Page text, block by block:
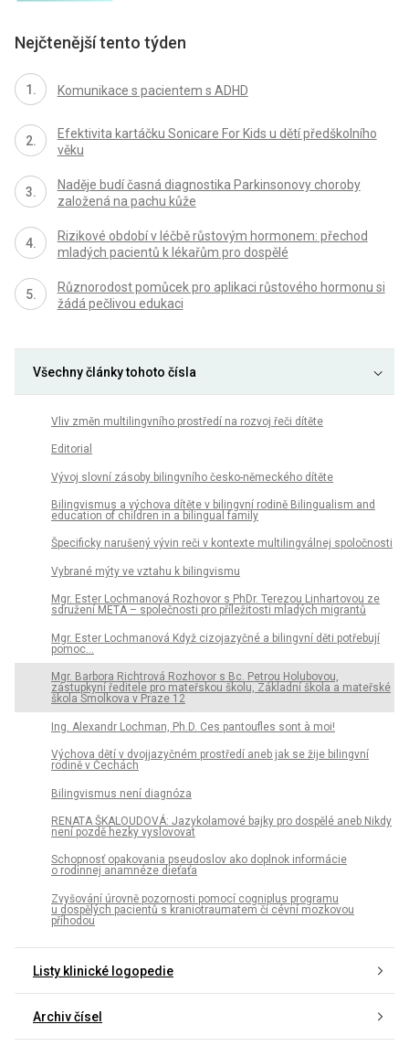
Nejčtenější tento týden
Komunikace s pacientem s ADHD
Efektivita kartáčku Sonicare For Kids u dětí předškolního
věku
Naděje budí časná diagnostika Parkinsonovy choroby
založená na pachu kůže
Rizikové období v léčbě růstovým hormonem: přechod
mladých pacientů k lékařům pro dospělé
Různorodost pomůcek pro aplikaci růstového hormonu si
žádá pečlivou edukaci
Všechny články tohoto čísla
Vliv změn multilingvního prostředí na rozvoj řeči dítěte
Editorial
Vývoj slovní zásoby bilingvního česko-německého dítěte
Bilingvismus a výchova dítěte v bilingvní rodině Bilingualism and
education of children in a bilingual family
Špecificky narušený vývin reči v kontexte multilingválnej spoločnosti
Vybrané mýty ve vztahu k bilingvismu
Mgr. Ester Lochmanová Rozhovor s PhDr. Terezou Linhartovou ze
sdružení META – společnosti pro příležitosti mladých migrantů
Mgr. Ester Lochmanová Když cizojazyčné a bilingvní děti potřebují
pomoc…
Mgr. Barbora Richtrová Rozhovor s Bc. Petrou Holubovou,
zástupkyní ředitele pro mateřskou školu, Základní škola a mateřské
škola Smolkova v Praze 12
Ing. Alexandr Lochman, Ph.D. Ces pantoufles sont à moi!
Výchova dětí v dvojjazyčném prostředí aneb jak se žije bilingvní
rodině v Čechách
Bilingvismus není diagnóza
RENATA ŠKALOUDOVÁ: Jazykolamové bajky pro dospělé aneb Nikdy
není pozdě hezky vyslovovat
Schopnosť opakovania pseudoslov ako doplnok informácie
o rodinnej anamnéze dieťaťa
Zvyšování úrovně pozornosti pomocí cogniplus programu
u dospělých pacientů s kraniotraumatem či cévní mozkovou
příhodou
Listy klinické logopedie
Archiv čísel